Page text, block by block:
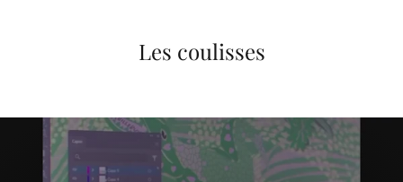
Les coulisses